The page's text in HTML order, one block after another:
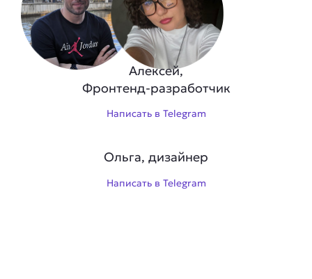
Алексей,
Фронтенд-разработчик
Написать в Telegram
Ольга, дизайнер
Написать в Telegram